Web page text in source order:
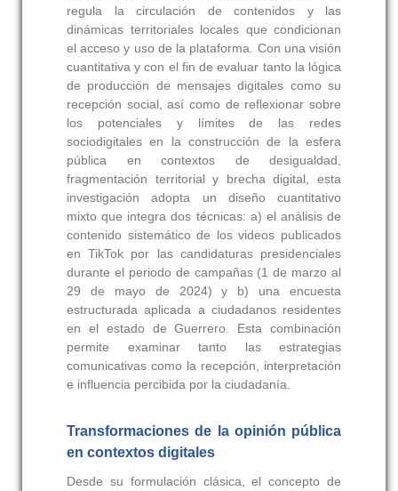
regula la circulación de contenidos y las
dinámicas territoriales locales que condicionan
el acceso y uso de la plataforma. Con una visión
cuantitativa y con el fin de evaluar tanto la lógica
de producción de mensajes digitales como su
recepción social, así como de reflexionar sobre
los potenciales y límites de las redes
sociodigitales en la construcción de la esfera
pública en contextos de desigualdad,
fragmentación territorial y brecha digital, esta
investigación adopta un diseño cuantitativo
mixto que integra dos técnicas: a) el análisis de
contenido sistemático de los videos publicados
en TikTok por las candidaturas presidenciales
durante el periodo de campañas (1 de marzo al
29 de mayo de 2024) y b) una encuesta
estructurada aplicada a ciudadanos residentes
en el estado de Guerrero. Esta combinación
permite examinar tanto las estrategias
comunicativas como la recepción, interpretación
e influencia percibida por la ciudadanía.
Transformaciones de la opinión pública
en contextos digitales
Desde su formulación clásica, el concepto de